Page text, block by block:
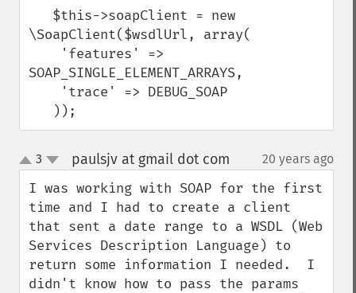
\SoapClient($wsdlUrl, array(
SOAP_SINGLE_ELEMENT_ARRAYS,
   ));
up
down
3 paulsjv at gmail dot com 20 years ago
I was working with SOAP for the first
time and I had to create a client
that sent a date range to a WSDL (Web
Services Description Language) to
return some information I needed.  I
didn't know how to pass the params